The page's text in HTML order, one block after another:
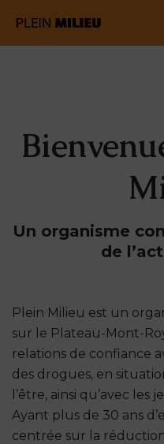
Un organisme
de
Plein Milieu est un
sur le Plateau-Mont-
relations de confiance
des drogues, en
l’être, ainsi qu’avec les
Ayant plus de 30 ans
centrée sur la